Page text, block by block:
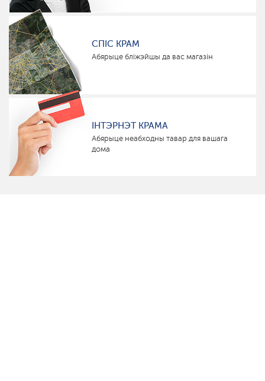
СПІС КРАМ
Абярыце бліжэйшы да вас магазін
ІНТЭРНЭТ КРАМА
Абярыце неабходны тавар для вашага
дома